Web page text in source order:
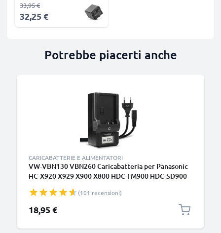
32,25 €
33,95 €
Potrebbe piacerti anche
CARICABATTERIE E ALIMENTATORI
VW-VBN130 VBN260 Caricabatteria per Panasonic
HC-X920 X929 X900 X800 HDC-TM900 HDC-SD900
(101 recensioni)
18,95 €